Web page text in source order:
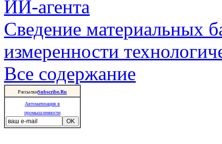
ИИ-агента
Сведение материальных
измеренности
Все содержание
РассылкиSubscribe.Ru
Автоматизация в
промышленности